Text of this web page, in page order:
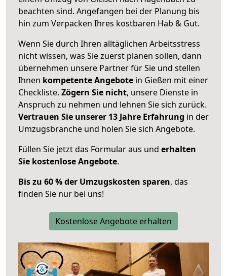
beachten sind. Angefangen bei der Planung bis
hin zum Verpacken Ihres kostbaren Hab & Gut.
Wenn Sie durch Ihren alltäglichen Arbeitsstress
nicht wissen, was Sie zuerst planen sollen, dann
übernehmen unsere Partner für Sie und stellen
Ihnen kompetente Angebote in Gießen mit einer
Checkliste. Zögern Sie nicht, unsere Dienste in
Anspruch zu nehmen und lehnen Sie sich zurück.
Vertrauen Sie unserer 13 Jahre Erfahrung in der
Umzugsbranche und holen Sie sich Angebote.
Füllen Sie jetzt das Formular aus und erhalten
Sie kostenlose Angebote.
Bis zu 60 % der Umzugskosten sparen, das
finden Sie nur bei uns!
Kostenlose Angebote erhalten